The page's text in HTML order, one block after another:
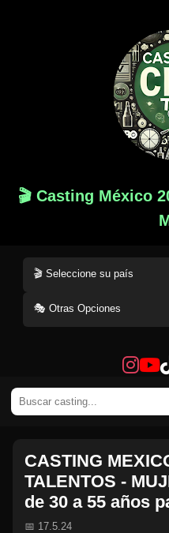
🎬 Casting México
CASTING
TALENTOS -
de 30 a 55 años
📅 17.5.24